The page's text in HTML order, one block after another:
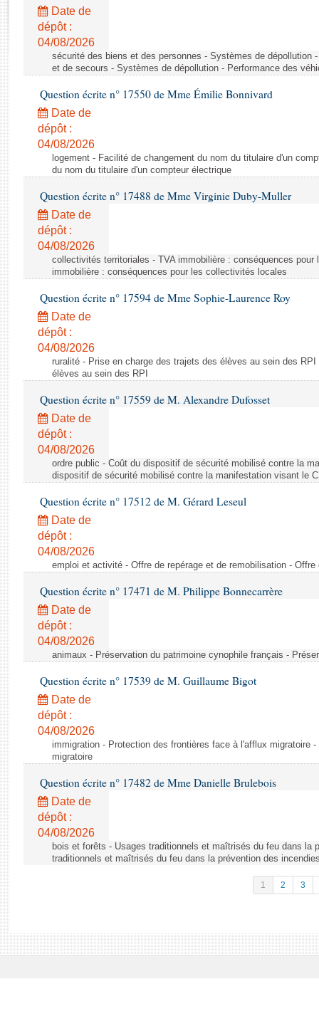
Rapports législatifs
Rapports sur l'application des lois
Baromètre de l’application des lois
Dossiers législatifs
Budget et sécurité sociale
Questions écrites et orales
Comptes rendus des débats
Date de
dépôt :
04/08/2026
sécurité des biens et des personnes - Systèmes de dépollution
et de secours - Systèmes de dépollution - Performance des
Question écrite n° 17550 de Mme Émilie Bonnivard
Date de
dépôt :
04/08/2026
logement - Facilité de changement du nom du titulaire d'un
du nom du titulaire d'un compteur électrique
Question écrite n° 17488 de Mme Virginie Duby-Muller
Date de
dépôt :
04/08/2026
collectivités territoriales - TVA immobilière : conséquences
immobilière : conséquences pour les collectivités locales
Question écrite n° 17594 de Mme Sophie-Laurence Roy
Date de
dépôt :
04/08/2026
ruralité - Prise en charge des trajets des élèves au sein des
élèves au sein des RPI
Question écrite n° 17559 de M. Alexandre Dufosset
Date de
dépôt :
04/08/2026
ordre public - Coût du dispositif de sécurité mobilisé contre la
dispositif de sécurité mobilisé contre la manifestation visant le
Question écrite n° 17512 de M. Gérard Leseul
Date de
dépôt :
04/08/2026
emploi et activité - Offre de repérage et de remobilisation -
Question écrite n° 17471 de M. Philippe Bonnecarrère
Date de
dépôt :
04/08/2026
animaux - Préservation du patrimoine cynophile français -
Question écrite n° 17539 de M. Guillaume Bigot
Date de
dépôt :
04/08/2026
immigration - Protection des frontières face à l'afflux migratoire
migratoire
Question écrite n° 17482 de Mme Danielle Brulebois
Date de
dépôt :
04/08/2026
bois et forêts - Usages traditionnels et maîtrisés du feu dans la
traditionnels et maîtrisés du feu dans la prévention des
1 2 3